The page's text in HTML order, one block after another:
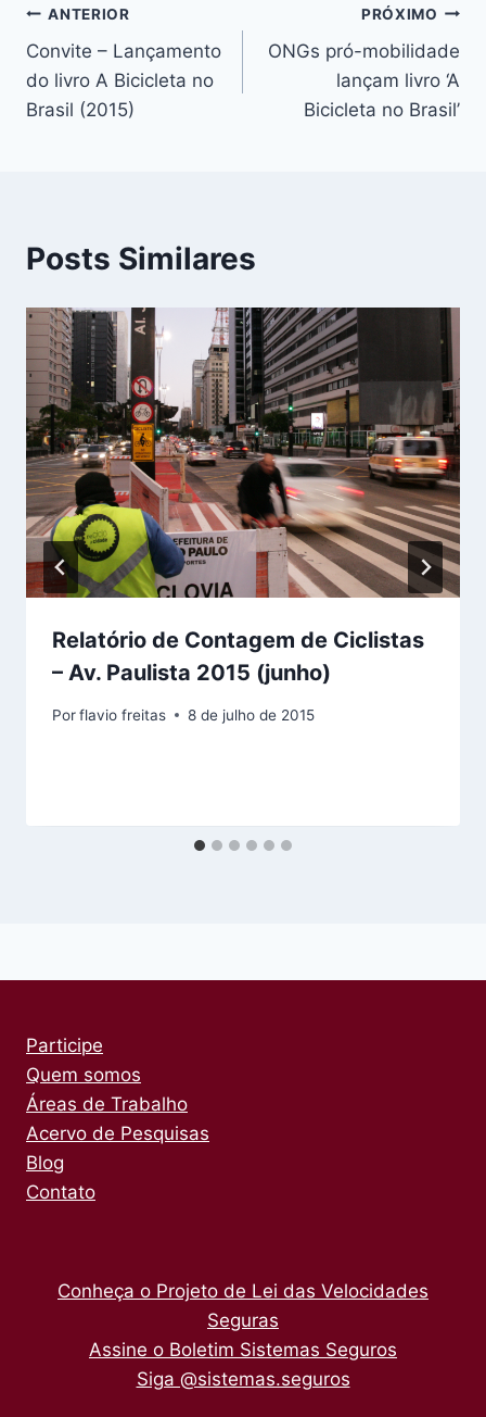
Navegação
de
Post
ANTERIOR
Convite – Lançamento
do livro A Bicicleta no
Brasil (2015)
PRÓXIMO
ONGs pró-mobilidade
lançam livro ‘A
Bicicleta no Brasil’
Posts Similares
Relatório de Contagem de Ciclistas
– Av. Paulista 2015 (junho)
Porflavio freitas 8 de julho de 2015
Participe
Quem somos
Áreas de Trabalho
Acervo de Pesquisas
Blog
Contato
Conheça o Projeto de Lei das Velocidades
Seguras
Assine o Boletim Sistemas Seguros
Siga @sistemas.seguros